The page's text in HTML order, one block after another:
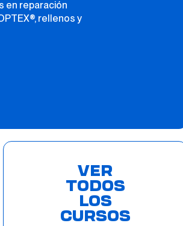
en reparación
rellenos y
VER
TODOS
LOS
CURSOS